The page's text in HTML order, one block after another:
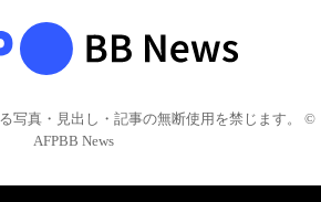
写真・見出し・記事の無断使用を禁じます。 ©
AFPBB News